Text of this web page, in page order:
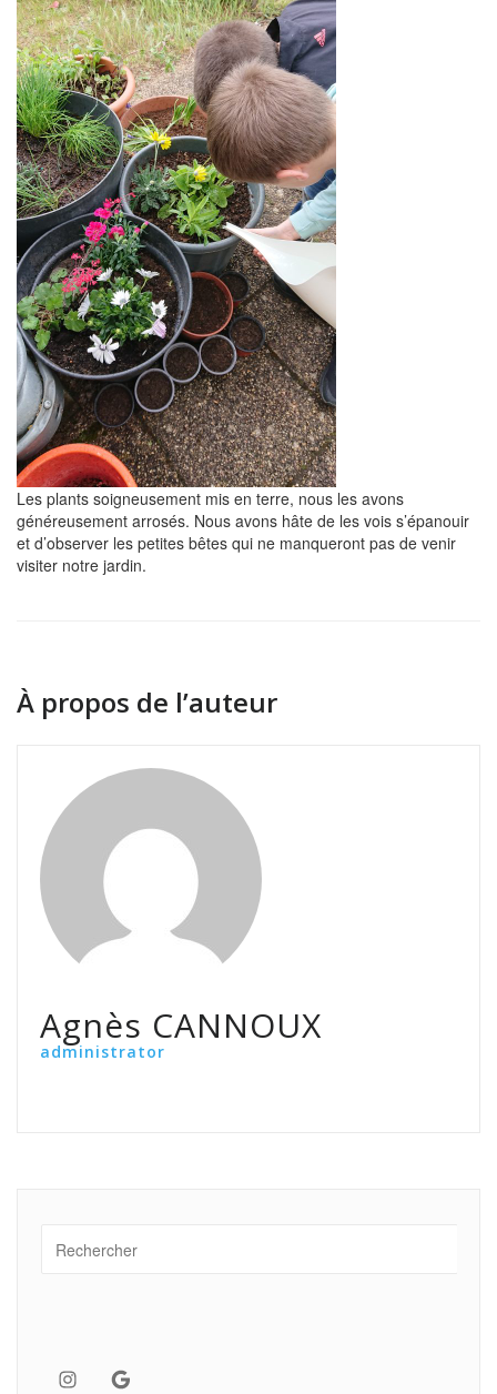
Les plants soigneusement mis en terre, nous les avons
généreusement arrosés. Nous avons hâte de les vois s’épanouir
et d’observer les petites bêtes qui ne manqueront pas de venir
visiter notre jardin.
À propos de l’auteur
Agnès CANNOUX
administrator
Instagram
Google